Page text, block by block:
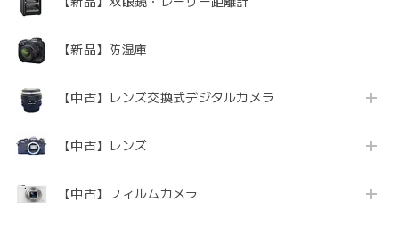
【新品】防湿庫
【中古】レンズ交換式デジタルカメラ
【中古】レンズ
【中古】フィルムカメラ